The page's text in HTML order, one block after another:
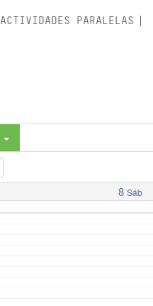
ACTIVIDADES PARALELAS
8 Sáb